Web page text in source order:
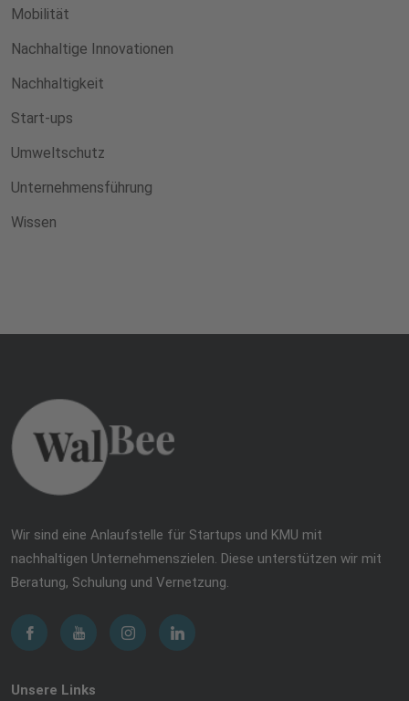
Mobilität
Nachhaltige Innovationen
Nachhaltigkeit
Start-ups
Umweltschutz
Unternehmensführung
Wissen
Wir sind eine Anlaufstelle für Startups und KMU mit
nachhaltigen Unternehmenszielen. Diese unterstützen wir mit
Beratung, Schulung und Vernetzung.
Unsere Links